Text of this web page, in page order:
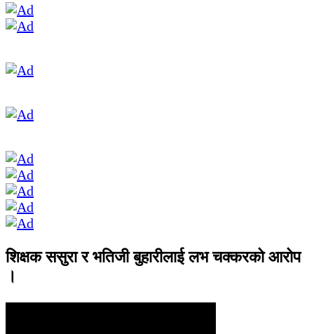
शिक्षक ससुरा र भतिजी बुहारीलाई लभ चक्करको आरोप
।